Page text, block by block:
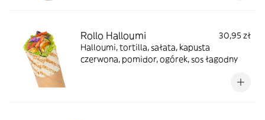
Rollo Halloumi
30,95 zł
Halloumi, tortilla, sałata, kapusta
czerwona, pomidor, ogórek, sos łagodny